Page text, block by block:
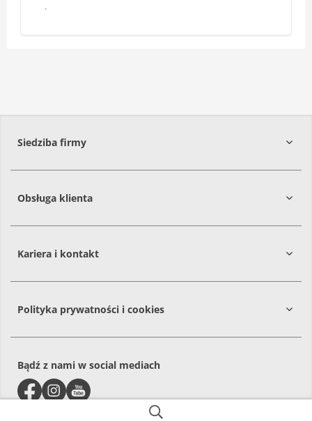
Dowiedz się więcej
Siedziba firmy
Obsługa klienta
Kariera i kontakt
Polityka prywatności i cookies
Bądź z nami w social mediach